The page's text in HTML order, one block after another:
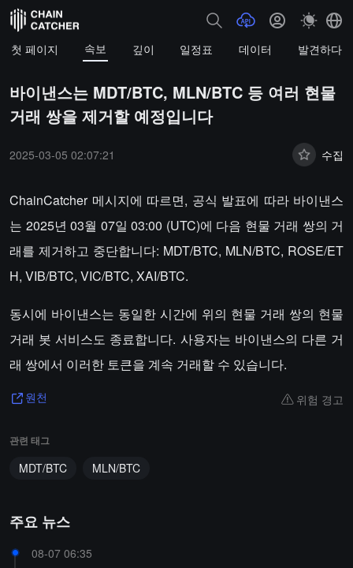
첫 페이지 속보 깊이 일정표 데이터 발견하다
바이낸스는 MDT/BTC, MLN/BTC 등 여러 현물
거래 쌍을 제거할 예정입니다
2025-03-05 02:07:21 수집
ChainCatcher 메시지에 따르면, 공식 발표에 따라 바이낸스
는 2025년 03월 07일 03:00 (UTC)에 다음 현물 거래 쌍의 거
래를 제거하고 중단합니다: MDT/BTC, MLN/BTC, ROSE/ET
H, VIB/BTC, VIC/BTC, XAI/BTC.
동시에 바이낸스는 동일한 시간에 위의 현물 거래 쌍의 현물
거래 봇 서비스도 종료합니다. 사용자는 바이낸스의 다른 거
래 쌍에서 이러한 토큰을 계속 거래할 수 있습니다.
원천 위험 경고
관련 태그
MDT/BTC MLN/BTC
주요 뉴스
08-07 06:35